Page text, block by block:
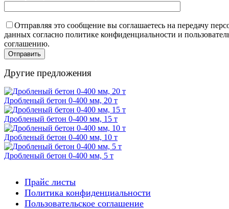
Отправляя это сообщение вы соглашаетесь на передачу
данных согласно политике конфиденциальности и
соглашению.
Другие предложения
Дробленый бетон 0-400 мм, 20 т
Дробленый бетон 0-400 мм, 15 т
Дробленый бетон 0-400 мм, 10 т
Дробленый бетон 0-400 мм, 5 т
Прайс листы
Политика конфиденциальности
Пользовательское соглашение